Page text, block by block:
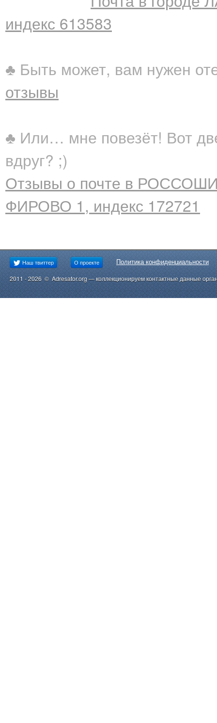
индекс 613583
♣ Быть может, вам нужен
отзывы
♣ Или… мне повезёт! Вот
вдруг? ;)
Отзывы о почте в
ФИРОВО 1, индекс 172721
Наш твиттер О проекте Политика конфиденциальности
2011 - 2026 © Adresator.org — коллекционируем контактные данные